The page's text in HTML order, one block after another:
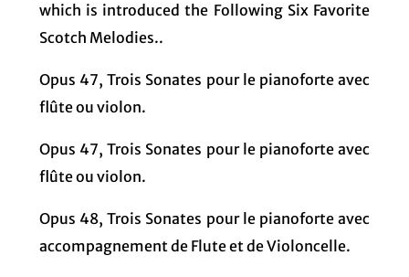
which is introduced the Following Six Favorite
Scotch Melodies..
Opus 47, Trois Sonates pour le pianoforte avec
flûte ou violon.
Opus 47, Trois Sonates pour le pianoforte avec
flûte ou violon.
Opus 48, Trois Sonates pour le pianoforte avec
accompagnement de Flute et de Violoncelle.